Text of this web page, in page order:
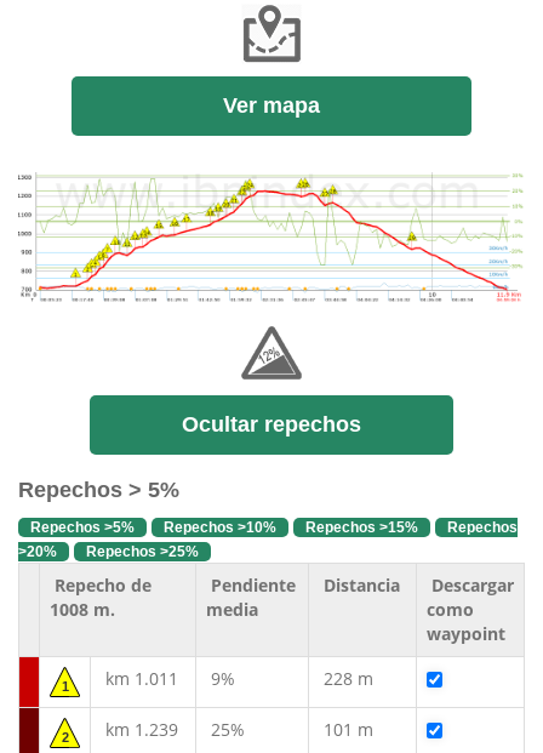
Ver mapa
Ocultar repechos
Repechos > 5%
Repechos >5% Repechos >10% Repechos >15%
Repechos
>20%
Repechos >25%
Repecho de
1008 m.
Pendiente
media
Distancia
Descargar
como
waypoint
1 km 1.011 9% 228 m
2 km 1.239 25% 101 m